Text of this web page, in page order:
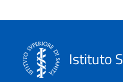
Istituto